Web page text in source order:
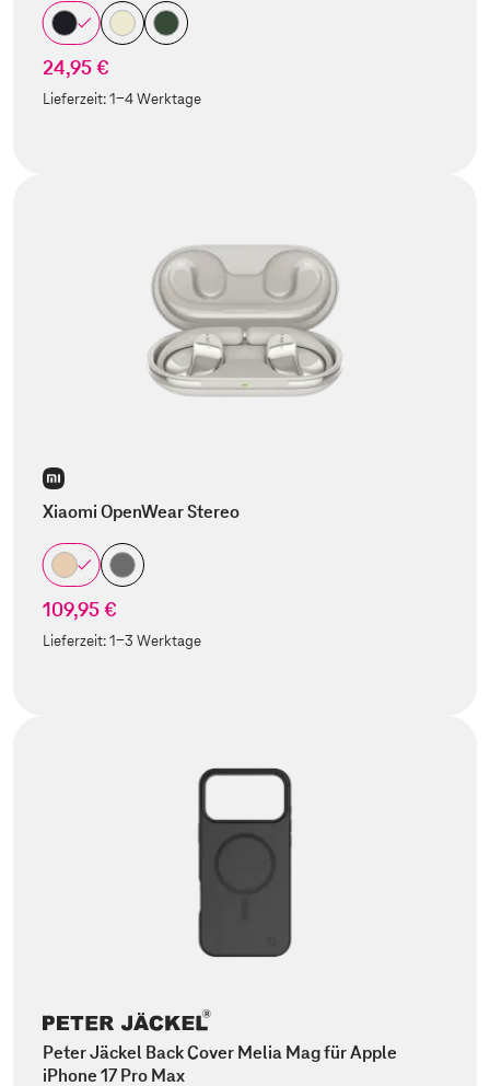
24,95 €
Lieferzeit:1-4 Werktage
Xiaomi OpenWear Stereo
109,95 €
Lieferzeit:1-3 Werktage
Peter Jäckel Back Cover Melia Mag für Apple
iPhone 17 Pro Max